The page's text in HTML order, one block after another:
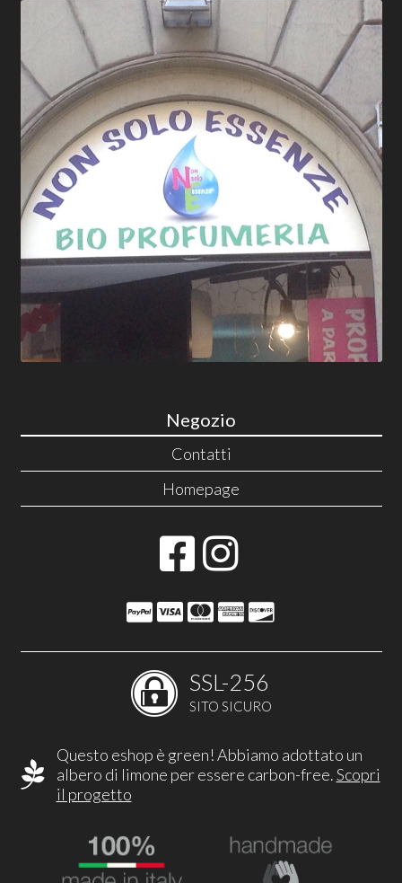
Negozio
Contatti
Homepage
SSL-256
SITO SICURO
Questo eshop è green! Abbiamo adottato un
albero di limone per essere carbon-free.Scopri
il progetto